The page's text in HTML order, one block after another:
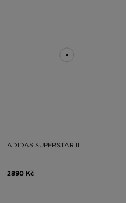
ADIDAS SUPERSTAR II
2890 Kč